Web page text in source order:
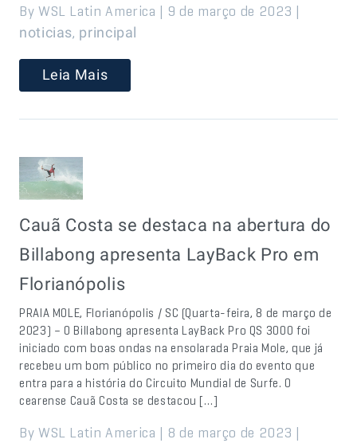
By WSL Latin America | 9 de março de 2023 |
noticias, principal
Leia Mais
Cauã Costa se destaca na abertura do
Billabong apresenta LayBack Pro em
Florianópolis
PRAIA MOLE, Florianópolis / SC (Quarta-feira, 8 de março de
2023) – O Billabong apresenta LayBack Pro QS 3000 foi
iniciado com boas ondas na ensolarada Praia Mole, que já
recebeu um bom público no primeiro dia do evento que
entra para a história do Circuito Mundial de Surfe. O
cearense Cauã Costa se destacou […]
By WSL Latin America | 8 de março de 2023 |